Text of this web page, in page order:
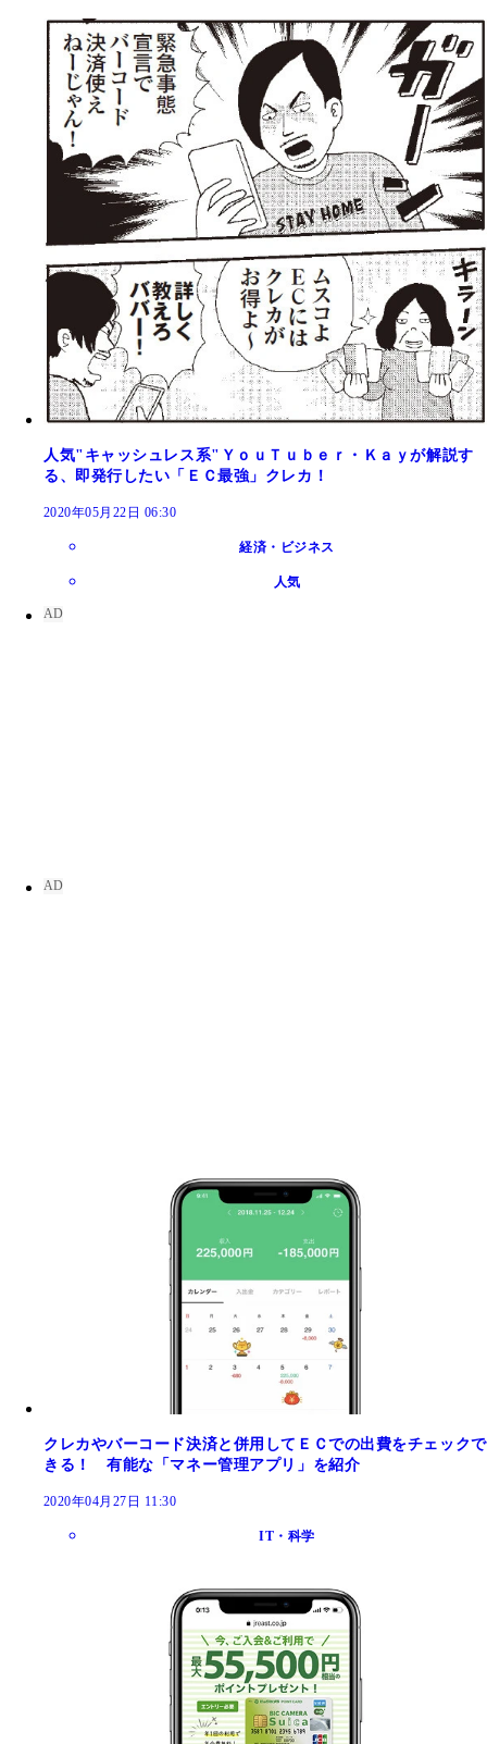
人気"キャッシュレス系"ＹｏｕＴｕｂｅｒ・Ｋａｙが解説す
る、即発行したい「ＥＣ最強」クレカ！
2020年05月22日 06:30
経済・ビジネス
人気
クレカやバーコード決済と併用してＥＣでの出費をチェックで
きる！ 有能な「マネー管理アプリ」を紹介
2020年04月27日 11:30
IT・科学